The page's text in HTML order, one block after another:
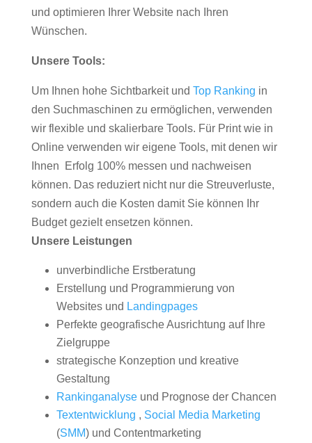
und optimieren Ihrer Website nach Ihren
Wünschen.
Unsere Tools:
Um Ihnen hohe Sichtbarkeit und Top Ranking in
den Suchmaschinen zu ermöglichen, verwenden
wir flexible und skalierbare Tools. Für Print wie in
Online verwenden wir eigene Tools, mit denen wir
Ihnen Erfolg 100% messen und nachweisen
können. Das reduziert nicht nur die Streuverluste,
sondern auch die Kosten damit Sie können Ihr
Budget gezielt ensetzen können.
Unsere Leistungen
unverbindliche Erstberatung
Erstellung und Programmierung von
Websites und Landingpages
Perfekte geografische Ausrichtung auf Ihre
Zielgruppe
strategische Konzeption und kreative
Gestaltung
Rankinganalyseund Prognose der Chancen
Textentwicklung , Social Media Marketing
(SMM) und Contentmarketing